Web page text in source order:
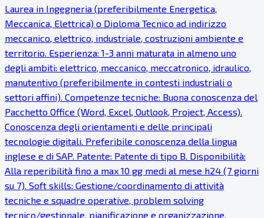
Laurea in Ingegneria (preferibilmente Energetica,
Meccanica, Elettrica) o Diploma Tecnico ad indirizzo
meccanico, elettrico, industriale, costruzioni ambiente e
territorio. Esperienza: 1-3 anni maturata in almeno uno
degli ambiti: elettrico, meccanico, meccatronico, idraulico,
manutentivo (preferibilmente in contesti industriali o
settori affini). Competenze tecniche: Buona conoscenza del
Pacchetto Office (Word, Excel, Outlook, Project, Access).
Conoscenza degli orientamenti e delle principali
tecnologie digitali. Preferibile conoscenza della lingua
inglese e di SAP. Patente: Patente di tipo B. Disponibilità:
Alla reperibilità fino a max 10 gg medi al mese h24 (7 giorni
su 7). Soft skills: Gestione/coordinamento di attività
tecniche e squadre operative, problem solving
tecnico/gestionale, pianificazione e organizzazione,